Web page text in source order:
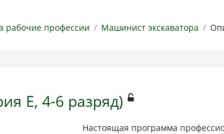
рабочие профессии Машинист экскаватора
E, 4-6 разряд)
Настоящая программа